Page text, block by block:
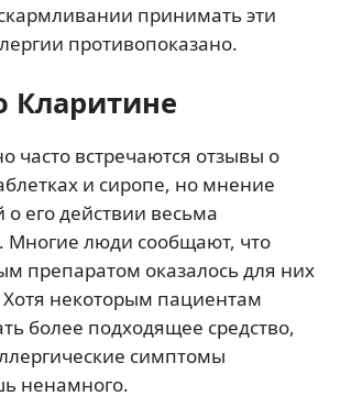
принимать эти
противопоказано.
Кларитине
часто встречаются отзывы о
и сиропе, но мнение
о его действии весьма
Многие люди сообщают, что
препаратом оказалось для них
некоторым пациентам
более подходящее средство,
симптомы
ненамного.